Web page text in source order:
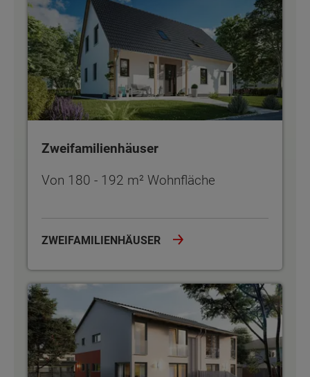
Zweifamilienhäuser
Von 180 - 192 m² Wohnfläche
ZWEIFAMILIENHÄUSER
Doppel- und Reihenhäuser